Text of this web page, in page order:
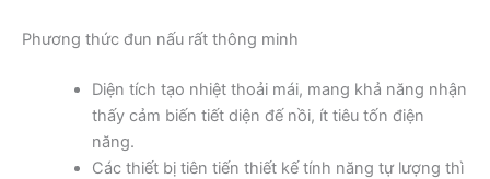
Phương thức đun nấu rất thông minh
Diện tích tạo nhiệt thoải mái, mang khả năng nhận
thấy cảm biến tiết diện đế nồi, ít tiêu tốn điện
năng.
Các thiết bị tiên tiến thiết kế tính năng tự lượng thì